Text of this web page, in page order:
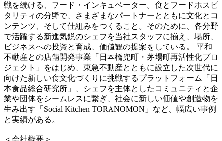
戦を続ける、フード・インキュベーター。食とフードホスピ
タリティの分野で、さまざまなパートナーとともに文化とコ
ンテンツ、そして仕組みをつくること。そのために、各分野
で活躍する新進気鋭のシェフを当社スタッフに揃え、場所、
ビジネスへの投資と育成、価値観の提案をしている。 平和
不動産との店舗開発事業「日本橋兜町・茅場町再活性化プロ
ジェクト」をはじめ、東急不動産とともに設立した次世代に
向けた新しい食文化づくりに挑戦するプラットフォーム「日
本食品総合研究所」、シェフを主体としたコミュニティと企
業や団体をシームレスに繋ぎ、社会に新しい価値や創造物を
生み出す「Social Kitchen TORANOMON」など、幅広い事例
と実績がある。
＜会社概要＞